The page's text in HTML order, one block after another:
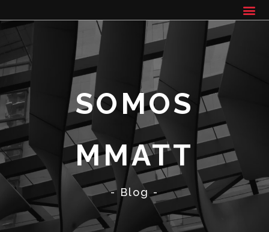
SOMOS
MMATT
- Blog -